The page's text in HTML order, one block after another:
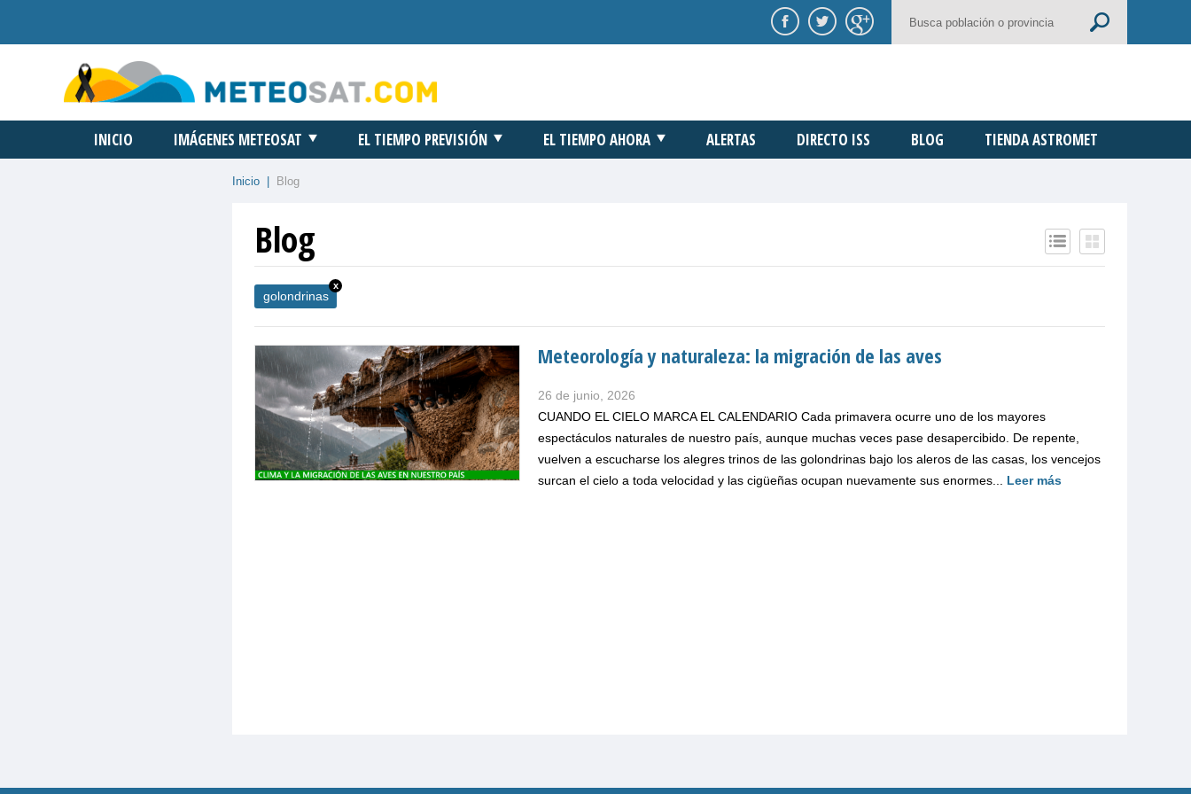
INICIO IMÁGENES METEOSAT EL TIEMPO PREVISIÓN EL TIEMPO AHORA ALERTAS DIRECTO ISS BLOG TIENDA ASTROMET
Inicio Blog
Blog
golondrinas
x
Meteorología y naturaleza: la migración de las aves
26 de junio, 2026
CUANDO EL CIELO MARCA EL CALENDARIO Cada primavera ocurre uno de los mayores
espectáculos naturales de nuestro país, aunque muchas veces pase desapercibido. De repente,
vuelven a escucharse los alegres trinos de las golondrinas bajo los aleros de las casas, los vencejos
surcan el cielo a toda velocidad y las cigüeñas ocupan nuevamente sus enormes... Leer más